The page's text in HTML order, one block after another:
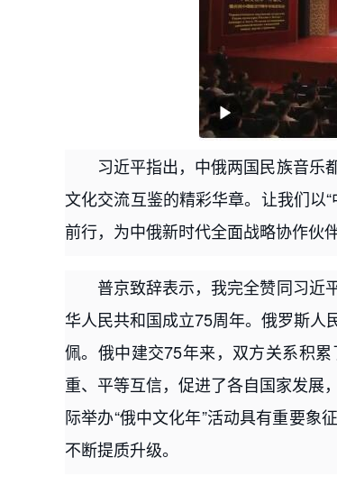
习近平指出，中俄两国民族音乐
文化交流互鉴的精彩华章。让我们以
前行，为中俄新时代全面战略协作伙
普京致辞表示，我完全赞同习近
华人民共和国成立75周年。俄罗斯
佩。俄中建交75年来，双方关系积
重、平等互信，促进了各自国家发展
际举办“俄中文化年”活动具有重要
不断提质升级。